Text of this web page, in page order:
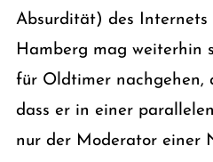
Absurdität) des Internets
Hamberg mag weiterhin
für Oldtimer nachgehen,
dass er in einer
nur der Moderator einer